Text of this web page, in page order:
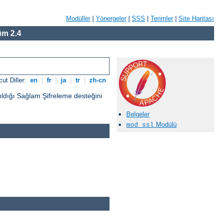
Modüller| Yönergeler| SSS Terimler| Site Haritası
2.4
Diller: en fr ja tr zh-cn
Sağlam Şifreleme desteğini
Belgeler
mod_ssl Modülü